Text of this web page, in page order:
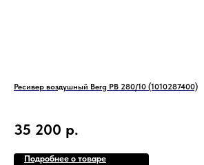
Ресивер воздушный Berg РВ 280/10 (1010287400)
35 200 р.
Подробнее о товаре